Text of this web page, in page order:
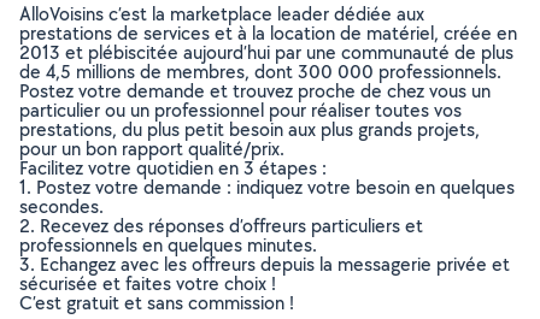
AlloVoisins c’est la marketplace leader dédiée aux
prestations de services et à la location de matériel, créée en
2013 et plébiscitée aujourd’hui par une communauté de plus
de 4,5 millions de membres, dont 300 000 professionnels.
Postez votre demande et trouvez proche de chez vous un
particulier ou un professionnel pour réaliser toutes vos
prestations, du plus petit besoin aux plus grands projets,
pour un bon rapport qualité/prix.
Facilitez votre quotidien en 3 étapes :
1. Postez votre demande : indiquez votre besoin en quelques
secondes.
2. Recevez des réponses d’offreurs particuliers et
professionnels en quelques minutes.
3. Echangez avec les offreurs depuis la messagerie privée et
sécurisée et faites votre choix !
C’est gratuit et sans commission !